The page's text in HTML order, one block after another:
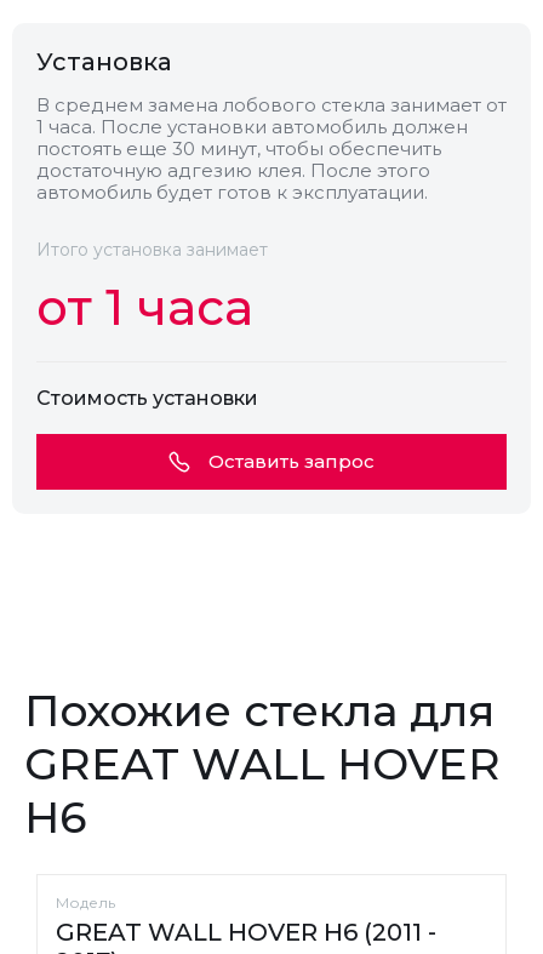
Обогрев
Установка
В среднем замена лобового стекла занимает от
1 часа. После установки автомобиль должен
постоять еще 30 минут, чтобы обеспечить
достаточную адгезию клея. После этого
автомобиль будет готов к эксплуатации.
Итого установка занимает
от 1 часа
Стоимость установки
Оставить запрос
Похожие стекла для
GREAT WALL HOVER
H6
Модель
GREAT WALL HOVER H6 (2011 -